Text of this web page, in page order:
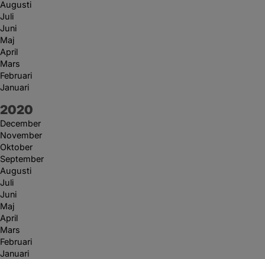
Augusti
Juli
Juni
Maj
April
Mars
Februari
Januari
År:
2020
December
November
Oktober
September
Augusti
Juli
Juni
Maj
April
Mars
Februari
Januari